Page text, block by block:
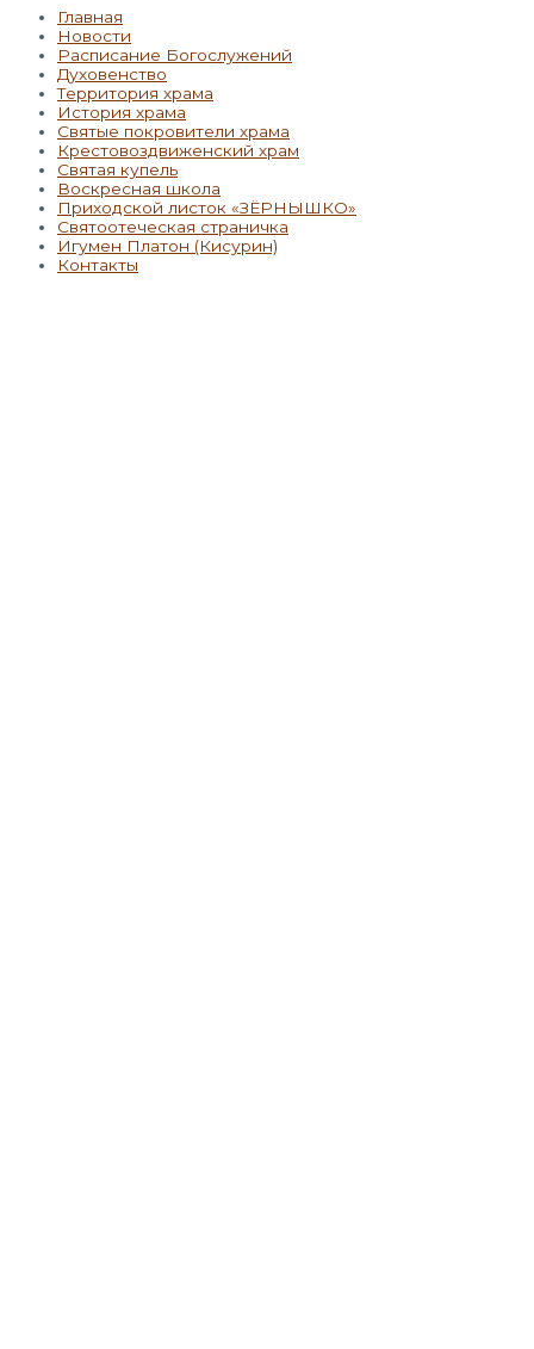
Главная
Новости
Расписание Богослужений
Духовенство
Территория храма
История храма
Святые покровители храма
Крестовоздвиженский храм
Святая купель
Воскресная школа
Приходской листок «ЗЁРНЫШКО»
Святоотеческая страничка
Игумен Платон (Кисурин)
Контакты